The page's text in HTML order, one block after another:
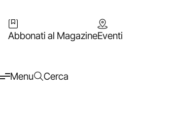
Abbonati al MagazineEventi
Menu Cerca